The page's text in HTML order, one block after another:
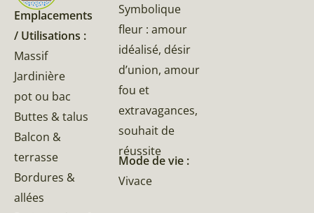
Emplacements
/ Utilisations :
Massif
Jardinière
pot ou bac
Buttes & talus
Balcon &
terrasse
Bordures &
allées
Symbolique
fleur : amour
idéalisé, désir
d’union, amour
fou et
extravagances,
souhait de
réussite
Mode de vie :
Vivace